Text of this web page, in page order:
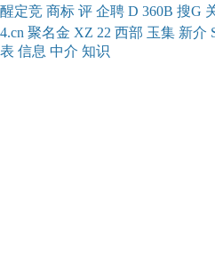
醒定竞 商标 评 企聘 D 360B 搜G
4.cn 聚名金 XZ 22 西部 玉集 新介
表 信息 中介 知识